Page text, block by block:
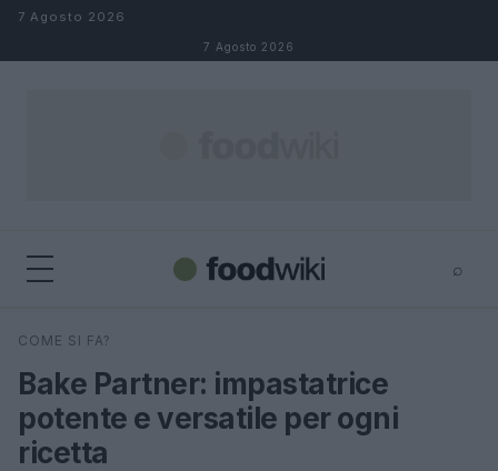
Salta al contenuto
7 Agosto 2026
7 Agosto 2026
⌕
Cerca
COME SI FA?
Bake Partner: impastatrice
potente e versatile per ogni
ricetta